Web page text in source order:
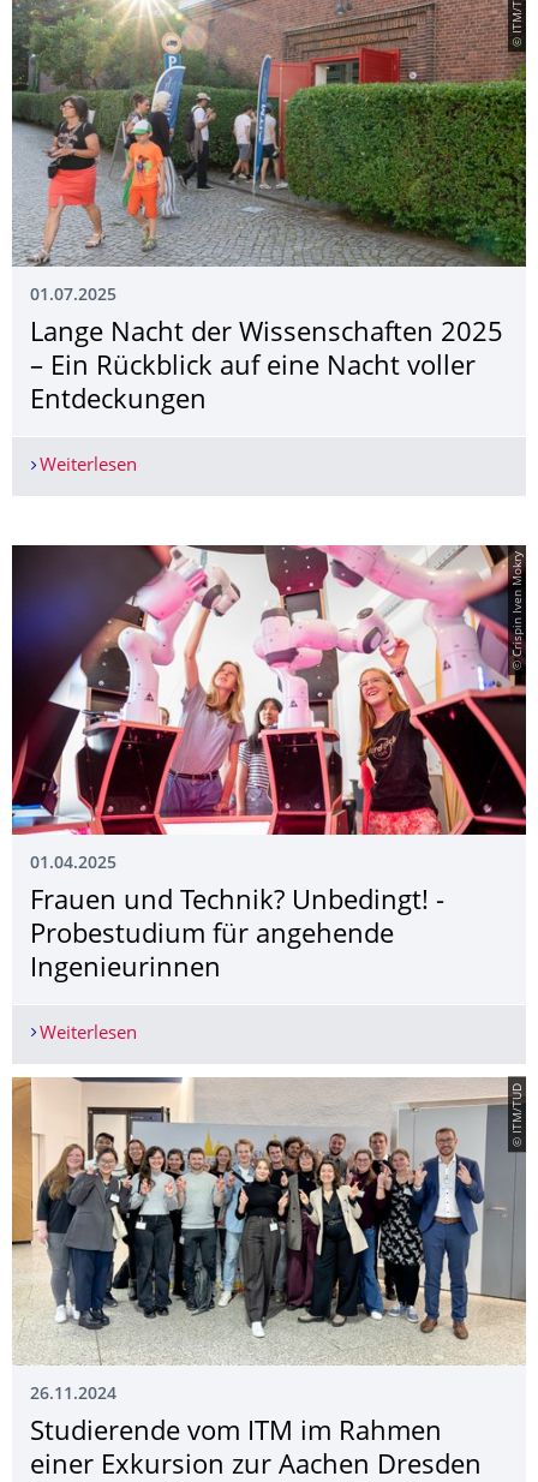
© ITM/TUD
01.07.2025
Lange Nacht der Wissenschaften 2025
– Ein Rückblick auf eine Nacht voller
Entdeckungen
Weiterlesen
© Crispin Iven Mokry
01.04.2025
Frauen und Technik? Unbedingt! ­
Probestudium für angehende
Ingenieurinnen
Weiterlesen
© ITM/TUD
26.11.2024
Studierende vom ITM im Rahmen
einer Exkursion zur Aachen Dresden